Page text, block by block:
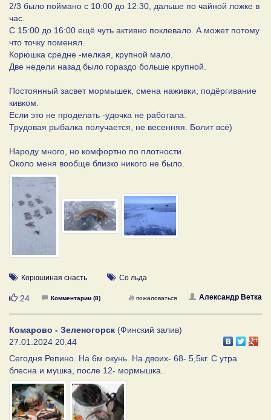
2/3 было поймано с 10:00 до 12:30, дальше по чайной ложке в
час.
С 15:00 до 16:00 ещё чуть активно поклевало. А может потому
что точку поменял.
Корюшка средне -мелкая, крупной мало.
Две недели назад было гораздо больше крупной.
Постоянный засвет мормышек, смена наживки, подёргивание
кивком.
Если это не проделать -удочка не работала.
Трудовая рыбалка получается, не весенняя. Болит всё)
Народу много, но комфортно по плотности.
Около меня вообще близко никого не было.
Корюшиная снасть Со льда
Нравится
24 Комментарии (8) Александр Ветка
пожаловаться
Комарово - Зеленогорск (Финский залив)
27.01.2024 20:44
Сегодня Репино. На 6м окунь. На двоих- 68- 5,5кг. С утра
блесна и мушка, после 12- мормышка.